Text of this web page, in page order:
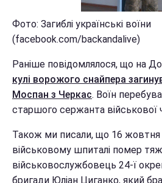
Фото: Загиблі українські воїни
(facebook.com/backandalive)
Раніше повідомлялося, що на
кулі ворожого снайпера
Моспан з Черкас. Воїн
старшого сержанта військової
Також ми писали, що 16 жовтня
військовому шпиталі помер
військовослужбовець 24-ї
бригади Юліан Циганко, який